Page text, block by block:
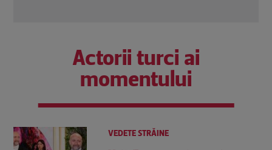
Actorii turci ai
momentului
VEDETE STRĂINE